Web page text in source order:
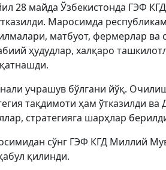
28 майда Ўзбекистонда ГЭФ
Маросимда
матбуот, фермерлар
ҳудудлар, халқаро
учрашув бўлгани йўқ.
тақдимоти ҳам ўтказилди
стратегияга шарҳлар
сўнг ГЭФ КГД Миллий
қилинди.